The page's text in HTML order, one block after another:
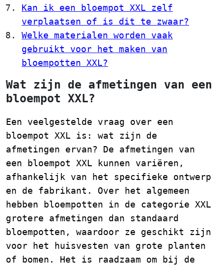
Kan ik een bloempot XXL zelf
verplaatsen of is dit te zwaar?
Welke materialen worden vaak
gebruikt voor het maken van
bloempotten XXL?
Wat zijn de afmetingen van een
bloempot XXL?
Een veelgestelde vraag over een
bloempot XXL is: wat zijn de
afmetingen ervan? De afmetingen van
een bloempot XXL kunnen variëren,
afhankelijk van het specifieke ontwerp
en de fabrikant. Over het algemeen
hebben bloempotten in de categorie XXL
grotere afmetingen dan standaard
bloempotten, waardoor ze geschikt zijn
voor het huisvesten van grote planten
of bomen. Het is raadzaam om bij de